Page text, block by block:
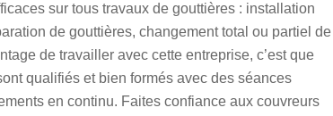
sur tous travaux de gouttières : installation
de gouttières, changement total ou partiel de
de travailler avec cette entreprise, c’est que
qualifiés et bien formés avec des séances
en continu. Faites confiance aux couvreurs